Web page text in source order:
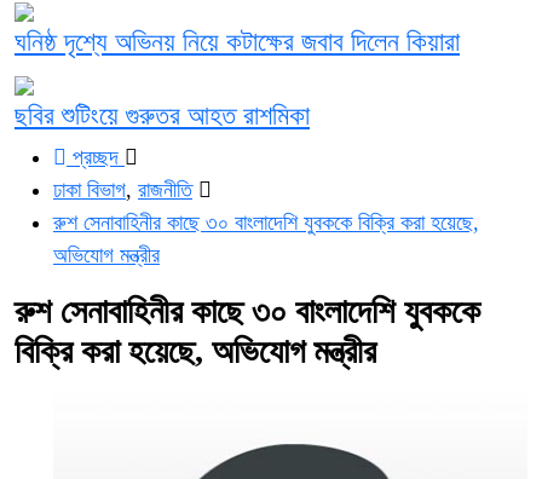
প্রচ্ছদ
ঢাকা বিভাগ, রাজনীতি
রুশ সেনাবাহিনীর কাছে ৩০ বাংলাদেশি যুবককে বিক্রি করা হয়েছে,
অভিযোগ মন্ত্রীর
রুশ সেনাবাহিনীর কাছে ৩০ বাংলাদেশি যুবককে
বিক্রি করা হয়েছে, অভিযোগ মন্ত্রীর
ঘনিষ্ঠ দৃশ্যে অভিনয় নিয়ে কটাক্ষের জবাব দিলেন কিয়ারা
ছবির শুটিংয়ে গুরুতর আহত রাশমিকা